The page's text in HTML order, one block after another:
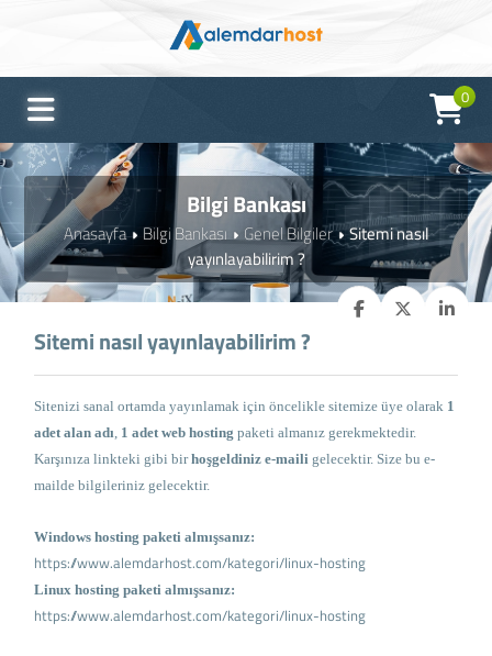
0
Bilgi Bankası
Anasayfa Bilgi Bankası Genel Bilgiler
Sitemi nasıl
yayınlayabilirim ?
Sitemi nasıl yayınlayabilirim ?
Sitenizi sanal ortamda yayınlamak için öncelikle sitemize üye olarak 1
adet alan adı 1 adet web hosting paketi almanız gerekmektedir.
Karşınıza linkteki gibi birhoşgeldiniz e-maili gelecektir. Size bu e-
mailde bilgileriniz gelecektir.
Windows hosting paketi almışsanız:
https://www.alemdarhost.com/kategori/linux-hosting
Linux hosting paketi almışsanız:
https://www.alemdarhost.com/kategori/linux-hosting